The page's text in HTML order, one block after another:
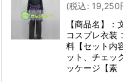
(税込: 19,250
【商品名】
コスプレ衣装
料【セット内
ット、チェッ
ッケージ【